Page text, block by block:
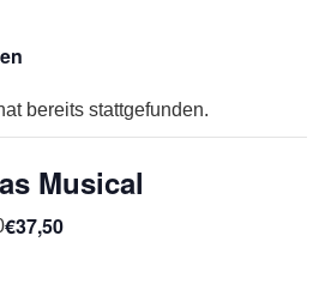
bereits stattgefunden.
Musical
€37,50